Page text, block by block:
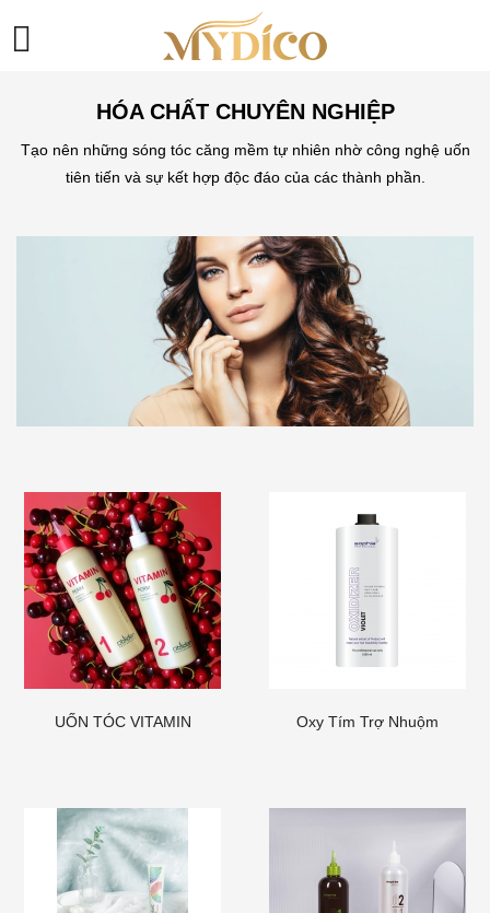
HÓA CHẤT CHUYÊN NGHIỆP
Tạo nên những sóng tóc căng mềm tự nhiên nhờ công nghệ uốn
tiên tiến và sự kết hợp độc đáo của các thành phần.
UỐN TÓC VITAMIN Oxy Tím Trợ Nhuộm